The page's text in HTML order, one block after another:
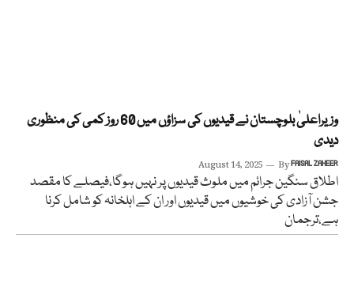
وزیراعلیٰ بلوچستان نے قیدیوں کی سزاؤں میں 60 روز کمی کی منظوری
دیدی
August 14, 2025 ByFAISAL ZAHEER
اطلاق سنگین جرائم میں ملوث قیدیوں پر نہیں ہوگا،فیصلے کا مقصد
جشن آزادی کی خوشیوں میں قیدیوں اور ان کے اہلخانہ کو شامل کرنا
ہے،ترجمان